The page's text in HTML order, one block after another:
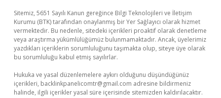
Sitemiz, 5651 Sayılı Kanun gereğince Bilgi Teknolojileri ve İletişim
Kurumu (BTK) tarafından onaylanmış bir Yer Sağlayıcı olarak hizmet
vermektedir. Bu nedenle, sitedeki içerikleri proaktif olarak denetleme
veya araştırma yükümlülüğümüz bulunmamaktadır. Ancak, üyelerimiz
yazdıkları içeriklerin sorumluluğunu taşımakta olup, siteye üye olarak
bu sorumluluğu kabul etmiş sayılırlar.
Hukuka ve yasal düzenlemelere aykırı olduğunu düşündüğünüz
içerikleri, backlinkpanelicomtr@gmail.com adresine bildirmeniz
halinde, ilgili içerikler yasal süre içerisinde sitemizden kaldırılacaktır.